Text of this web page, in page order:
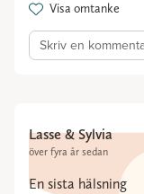
Visa omtanke
Skriv en
Lasse & Sylvia
över fyra år sedan
En sista hälsning